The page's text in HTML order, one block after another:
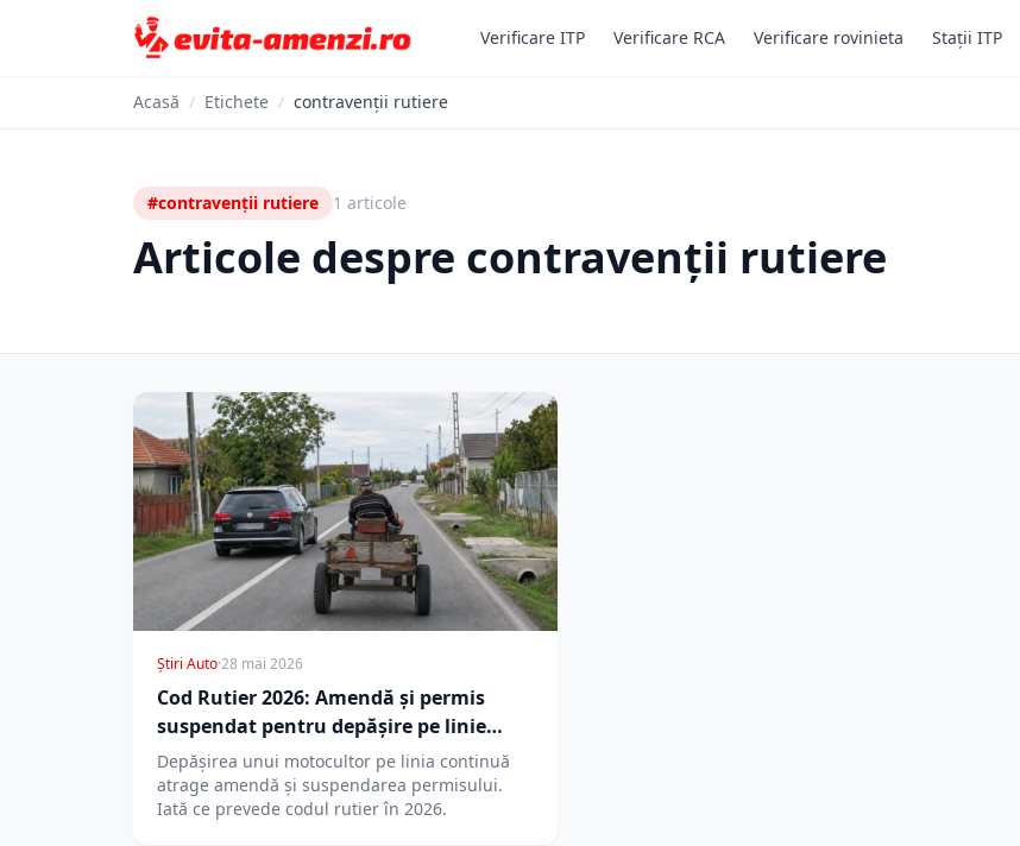
Verificare ITP Verificare RCA Verificare rovinieta Stații ITP
Acasă / Etichete / contravenții rutiere
#contravenții rutiere 1 articole
Articole despre contravenții rutiere
Știri Auto·28 mai 2026
Cod Rutier 2026: Amendă și permis
suspendat pentru depășire pe linie
continuă
Depășirea unui motocultor pe linia continuă
atrage amendă și suspendarea permisului.
Iată ce prevede codul rutier în 2026.